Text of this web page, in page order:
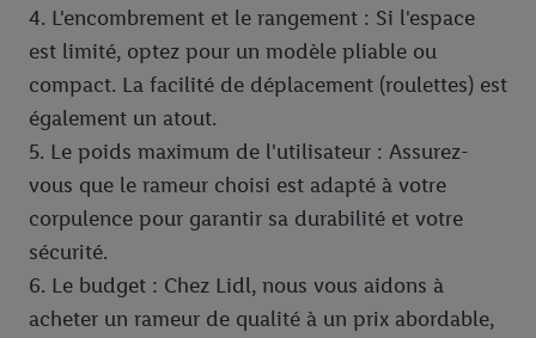
4. L'encombrement et le rangement : Si l'espace
est limité, optez pour un modèle pliable ou
compact. La facilité de déplacement (roulettes) est
également un atout.
5. Le poids maximum de l'utilisateur : Assurez-
vous que le rameur choisi est adapté à votre
corpulence pour garantir sa durabilité et votre
sécurité.
6. Le budget : Chez Lidl, nous vous aidons à
acheter un rameur de qualité à un prix abordable,